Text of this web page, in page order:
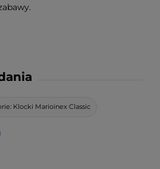
Klocki Marioinex Classic